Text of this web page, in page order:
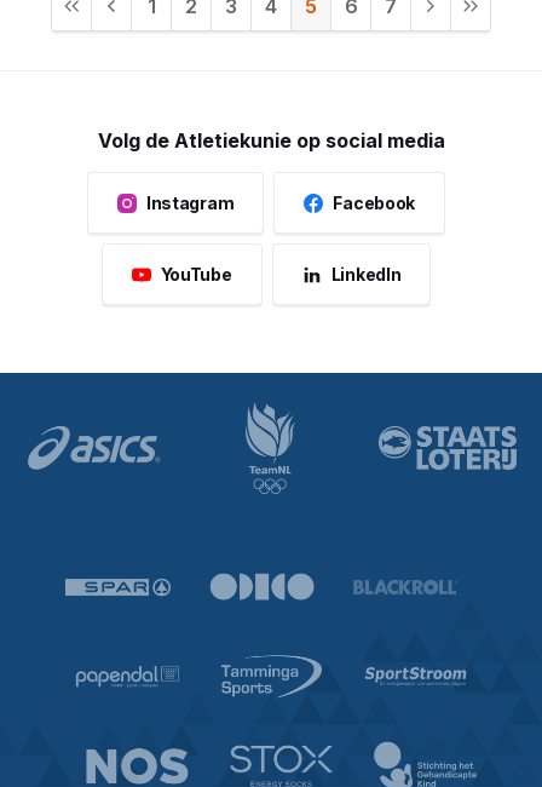
1 2 3 4 5 6 7
Volg de Atletiekunie op social media
Instagram Facebook
YouTube LinkedIn